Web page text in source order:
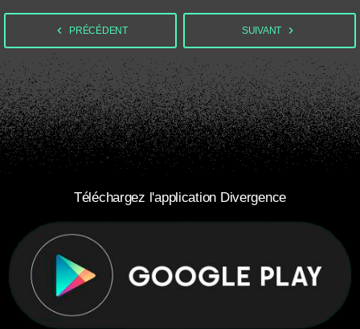
navigate_before PRÉCÉDENT SUIVANT navigate_next
Téléchargez l'application Divergence